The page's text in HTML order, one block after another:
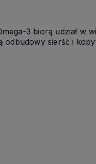
3 biorą udział w
odbudowy sierść i